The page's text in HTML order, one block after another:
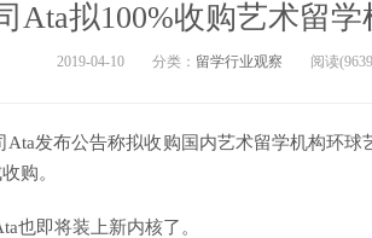
Ata拟100%收购艺术留
2019-04-10 分类： 留学行业观察 阅读
Ata发布公告称拟收购国内艺术留学机构环
购。
也即将装上新内核了。